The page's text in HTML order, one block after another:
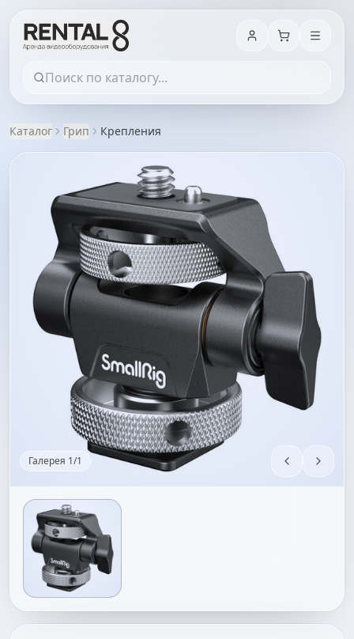
Каталог Грип Крепления
Галерея 1/1